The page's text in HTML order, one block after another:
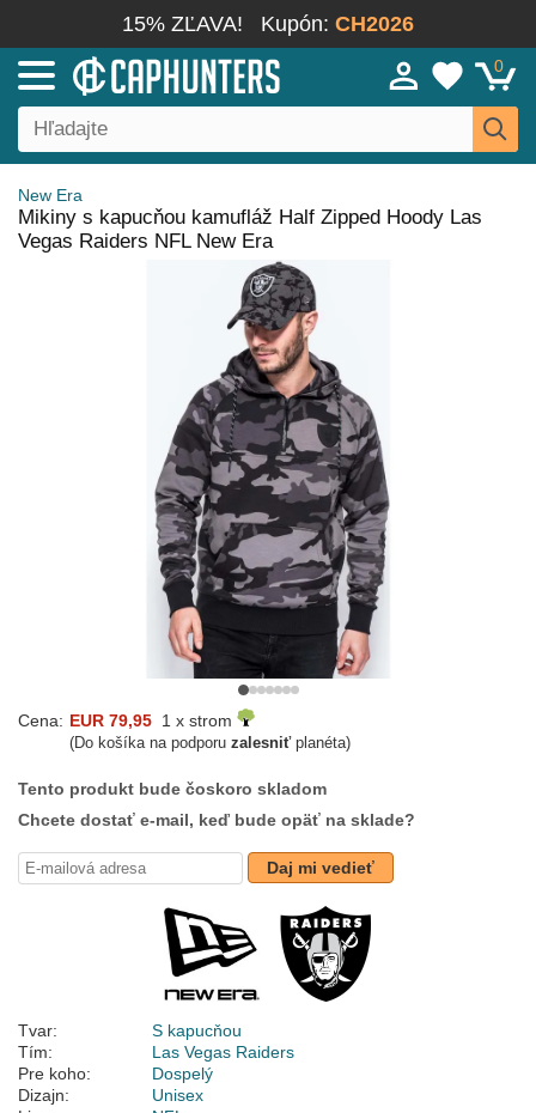
15% ZĽAVA! Kupón: CH2026
0
New Era
Mikiny s kapucňou kamufláž Half Zipped Hoody Las
Vegas Raiders NFL New Era
Cena: EUR 79,95 1 x strom
(Do košíka na podporu zalesniťplanéta)
Tento produkt bude čoskoro skladom
Chcete dostať e-mail, keď bude opäť na sklade?
Daj mi vedieť
Tvar:
S kapucňou
Tím:
Las Vegas Raiders
Pre koho:
Dospelý
Dizajn:
Unisex